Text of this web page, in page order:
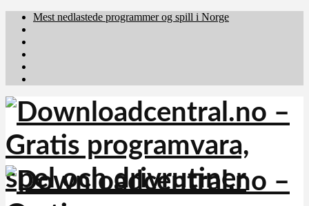
Mest nedlastede programmer og spill i Norge